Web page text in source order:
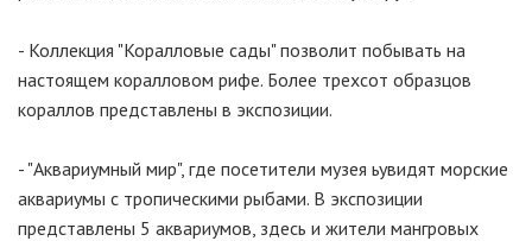
- Коллекция "Коралловые сады" позволит побывать на
настоящем коралловом рифе. Более трехсот образцов
кораллов представлены в экспозиции.
- "Аквариумный мир", где посетители музея ьувидят морские
аквариумы с тропическими рыбами. В экспозиции
представлены 5 аквариумов, здесь и жители мангровых